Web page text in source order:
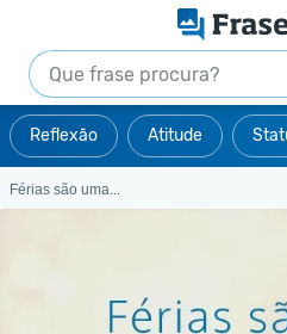
Reflexão Atitude
Férias são uma...